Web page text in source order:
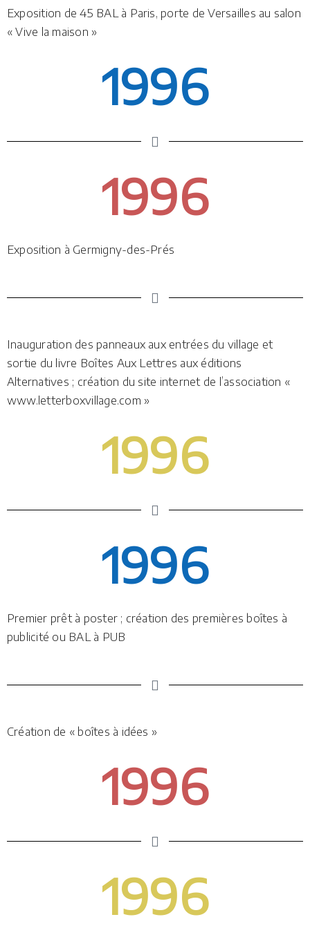
Exposition de 45 BAL à Paris, porte de Versailles au salon
« Vive la maison »
1996
1996
Exposition à Germigny-des-Prés
Inauguration des panneaux aux entrées du village et
sortie du livre Boîtes Aux Lettres aux éditions
Alternatives ; création du site internet de l’association «
www.letterboxvillage.com »
1996
1996
Premier prêt à poster ; création des premières boîtes à
publicité ou BAL à PUB
Création de « boîtes à idées »
1996
1996